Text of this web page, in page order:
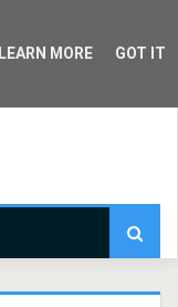
LEARN MORE GOT IT